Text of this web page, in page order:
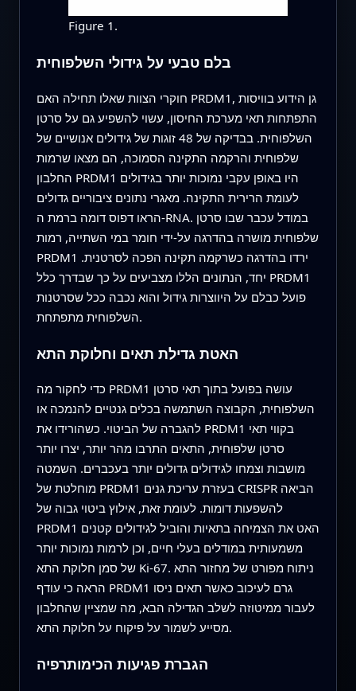
Figure 1.
בלם טבעי על גידולי השלפוחית
חוקרי הצוות שאלו תחילה האם PRDM1, גן הידוע בוויסות
התפתחות תאי מערכת החיסון, עשוי להשפיע גם על סרטן
השלפוחית. בבדיקה של 48 זוגות של גידולים אנושיים של
שלפוחית והרקמה התקינה הסמוכה, הם מצאו שרמות
החלבון PRDM1 היו באופן עקבי נמוכות יותר בגידולים
לעומת הרירית התקינה. מאגרי נתונים ציבוריים גדולים
הראו דפוס דומה ברמת ה-RNA. במודל עכבר שבו סרטן
שלפוחית מושרה בהדרגה על-ידי חומר במי השתייה, רמות
PRDM1 ירדו בהדרגה כשרקמה תקינה הפכה לסרטנית.
יחד, הנתונים הללו מצביעים על כך שבדרך כלל PRDM1
פועל כבלם על היווצרות גידול והוא נכבה ככל שסרטנות
השלפוחית מתפתחת.
האטת גדילת תאים וחלוקת התא
כדי לחקור מה PRDM1 עושה בפועל בתוך תאי סרטן
השלפוחית, הקבוצה השתמשה בכלים גנטיים להנמכה או
להגברה של הביטוי. כשהורידו את PRDM1 בקווי תאי
סרטן שלפוחית, התאים התרבו מהר יותר, יצרו יותר
מושבות וצמחו לגידולים גדולים יותר בעכברים. השמטה
מוחלטת של PRDM1 בעזרת עריכת גנים CRISPR הביאה
להשפעות דומות. לעומת זאת, אילוץ ביטוי גבוה של
PRDM1 האט את הצמיחה בתאיות והוביל לגידולים קטנים
משמעותית במודלים בעלי חיים, וכן לרמות נמוכות יותר
של סמן חלוקת התא Ki-67. ניתוח מפורט של מחזור התא
הראה כי עודף PRDM1 גרם לעיכוב כאשר תאים ניסו
לעבור ממיטוזה לשלב הגדילה הבא, מה שמציין שהחלבון
מסייע לשמור על פיקוח על חלוקת התא.
הגברת פגיעות הכימותרפיה